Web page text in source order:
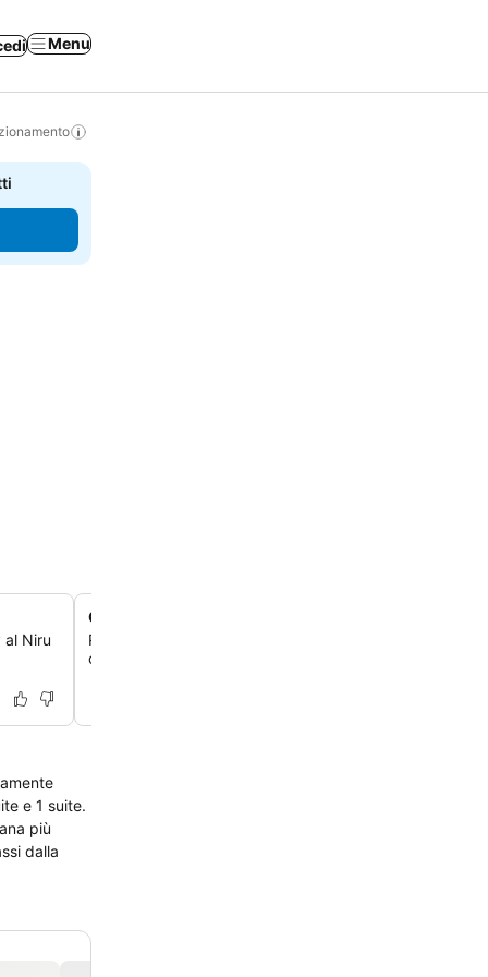
Menu
Niru
Giardini lussureggianti e spazi tranquilli
Rilassati tra giardini splendidamente curati con ampi
che offrono un rifugio tranquillo dalle vivaci aree piscina.
e 1 suite.
più
dalla